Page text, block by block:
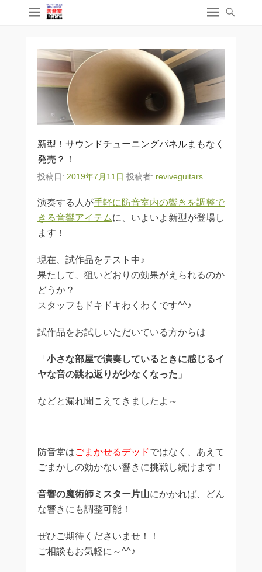
新型！サウンドチューニングパネルまもなく
発売？！
投稿日: 2019年7月11日 投稿者: reviveguitars
演奏する人が手軽に防音室内の響きを調整で
きる音響アイテムに、いよいよ新型が登場し
ます！
現在、試作品をテスト中♪
果たして、狙いどおりの効果がえられるのか
どうか？
スタッフもドキドキわくわくです^^♪
試作品をお試しいただいている方からは
「 小さな部屋で演奏しているときに感じるイ
ヤな音の跳ね返りが少なくなった 」
などと漏れ聞こえてきましたよ～
防音堂はごまかせるデッドではなく、あえて
ごまかしの効かない響きに挑戦し続けます！
音響の魔術師ミスター片山にかかれば、どん
な響きにも調整可能！
ぜひご期待くださいませ！！
ご相談もお気軽に～^^♪